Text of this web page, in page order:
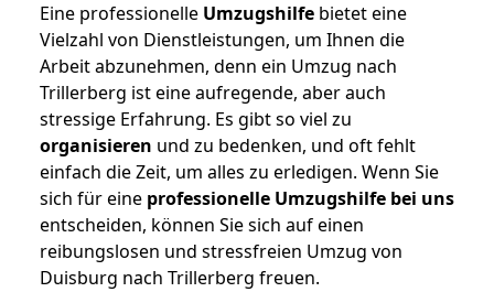
Eine professionelle Umzugshilfe bietet eine
Vielzahl von Dienstleistungen, um Ihnen die
Arbeit abzunehmen, denn ein Umzug nach
Trillerberg ist eine aufregende, aber auch
stressige Erfahrung. Es gibt so viel zu
organisieren und zu bedenken, und oft fehlt
einfach die Zeit, um alles zu erledigen. Wenn Sie
sich für eine professionelle Umzugshilfe bei uns
entscheiden, können Sie sich auf einen
reibungslosen und stressfreien Umzug von
Duisburg nach Trillerberg freuen.